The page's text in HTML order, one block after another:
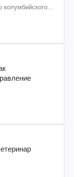
колумбийского